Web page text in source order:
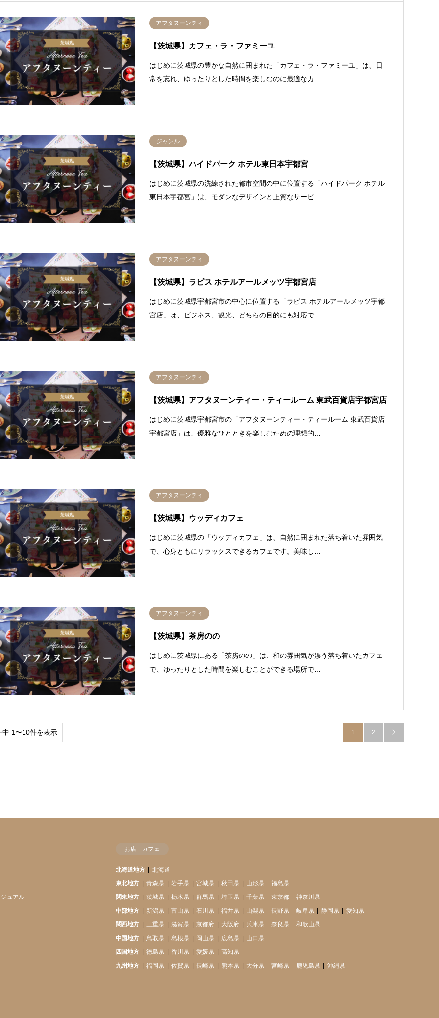
アフタヌーンティ
【茨城県】カフェ・ラ・ファミーユ
はじめに茨城県の豊かな自然に囲まれた「カフェ・ラ・ファミーユ」は、日
常を忘れ、ゆったりとした時間を楽しむのに最適なカ…
ジャンル
【茨城県】ハイドパーク ホテル東日本宇都宮
はじめに茨城県の洗練された都市空間の中に位置する「ハイドパーク ホテル
東日本宇都宮」は、モダンなデザインと上質なサービ…
アフタヌーンティ
【茨城県】ラピス ホテルアールメッツ宇都宮店
はじめに茨城県宇都宮市の中心に位置する「ラピス ホテルアールメッツ宇都
宮店」は、ビジネス、観光、どちらの目的にも対応で…
アフタヌーンティ
【茨城県】アフタヌーンティー・ティールーム 東武百貨店宇都宮店
はじめに茨城県宇都宮市の「アフタヌーンティー・ティールーム 東武百貨店
宇都宮店」は、優雅なひとときを楽しむための理想的…
アフタヌーンティ
【茨城県】ウッディカフェ
はじめに茨城県の「ウッディカフェ」は、自然に囲まれた落ち着いた雰囲気
で、心身ともにリラックスできるカフェです。美味し…
アフタヌーンティ
【茨城県】茶房のの
はじめに茨城県にある「茶房のの」は、和の雰囲気が漂う落ち着いたカフェ
で、ゆったりとした時間を楽しむことができる場所で…
中 1〜10件を表示 1 2 
ュアル
お店 カフェ
北海道地方
北海道
東北地方
青森県 岩手県 宮城県 秋田県 山形県
福島県
関東地方
茨城県 栃木県 群馬県 埼玉県 千葉県 東京都
神奈川県
中部地方
新潟県 富山県 石川県 福井県 山梨県 長野県 岐阜県 静岡県
愛知県
関西地方
三重県 滋賀県 京都府 大阪府 兵庫県 奈良県
和歌山県
中国地方
鳥取県 島根県 岡山県 広島県
山口県
四国地方
徳島県 香川県 愛媛県
高知県
九州地方
福岡県 佐賀県 長崎県 熊本県 大分県 宮崎県 鹿児島県 沖縄県